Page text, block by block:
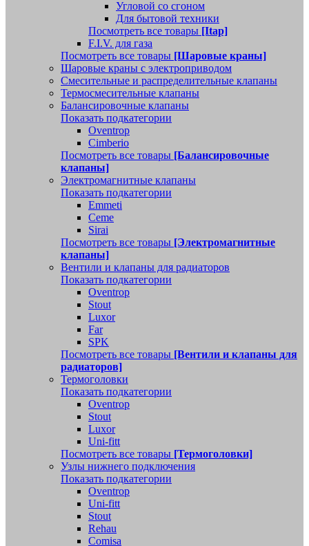
Угловой со сгоном
Для бытовой техники
Посмотреть все товары [Itap]
F.I.V. для газа
Посмотреть все товары [Шаровые краны]
Шаровые краны с электроприводом
Смесительные и распределительные клапаны
Термосмесительные клапаны
Балансировочные клапаны
Показать подкатегории
Oventrop
Cimberio
Посмотреть все товары [Балансировочные
клапаны]
Электромагнитные клапаны
Показать подкатегории
Emmeti
Ceme
Sirai
Посмотреть все товары [Электромагнитные
клапаны]
Вентили и клапаны для радиаторов
Показать подкатегории
Oventrop
Stout
Luxor
Far
SPK
Посмотреть все товары [Вентили и клапаны для
радиаторов]
Термоголовки
Показать подкатегории
Oventrop
Stout
Luxor
Uni-fitt
Посмотреть все товары [Термоголовки]
Узлы нижнего подключения
Показать подкатегории
Oventrop
Uni-fitt
Stout
Rehau
Comisa